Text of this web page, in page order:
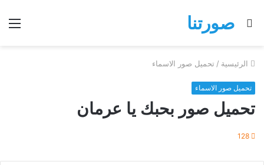
صورتنا
بحث
الرئيسية / تحميل صور الاسماء
تحميل صور الاسماء
تحميل صور بحبك يا عرمان
128